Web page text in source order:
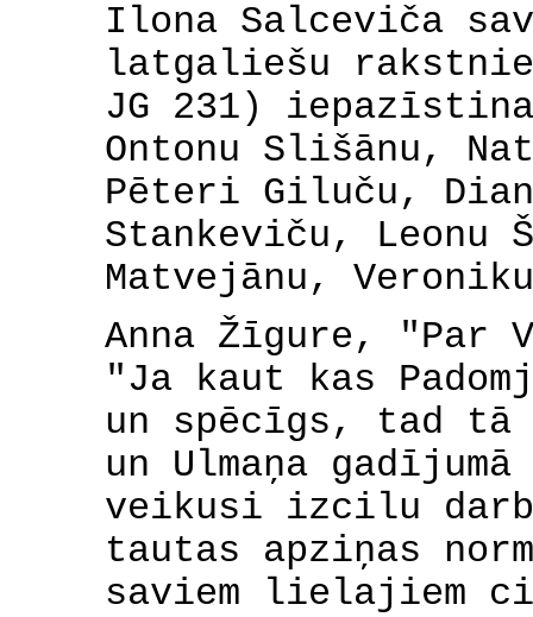
Ilona Salceviča
latgaliešu
JG 231)
Ontonu Slišānu,
Pēteri Giluču,
Stankeviču, Leonu
Matvejānu,
Anna Žīgure, "Par
"Ja kaut kas
un spēcīgs, tad tā
un Ulmaņa
veikusi izcilu
tautas apziņas
saviem lielajiem